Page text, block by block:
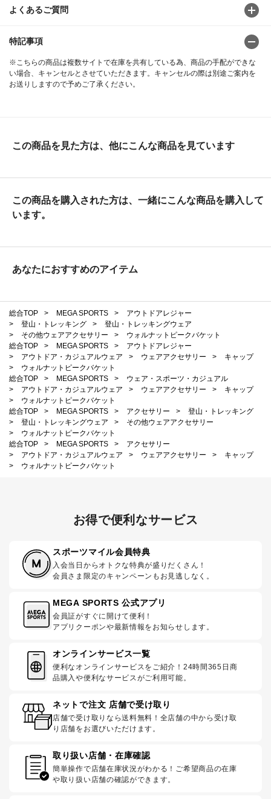
よくあるご質問
特記事項
※こちらの商品は複数サイトで在庫を共有している為、商品の手配ができな
い場合、キャンセルとさせていただきます。キャンセルの際は別途ご案内を
お送りしますので予めご了承ください。
この商品を見た方は、他にこんな商品を見ています
この商品を購入された方は、一緒にこんな商品を購入して
います。
あなたにおすすめのアイテム
総合TOP > MEGA SPORTS >
アウトドアレジャー
>
登山・トレッキング >
登山・トレッキングウェア
>
その他ウェアアクセサリー >
ウォルナットピークバケット
総合TOP
> MEGA SPORTS >
アウトドアレジャー
>
アウトドア・カジュアルウェア > ウェアアクセサリー >
キャップ
>
ウォルナットピークバケット
総合TOP
> MEGA SPORTS >
ウェア・スポーツ・カジュアル
>
アウトドア・カジュアルウェア > ウェアアクセサリー >
キャップ
>
ウォルナットピークバケット
総合TOP
> MEGA SPORTS > アクセサリー >
登山・トレッキング
>
登山・トレッキングウェア >
その他ウェアアクセサリー
>
ウォルナットピークバケット
総合TOP
> MEGA SPORTS >
アクセサリー
>
アウトドア・カジュアルウェア > ウェアアクセサリー >
キャップ
>
ウォルナットピークバケット
お得で便利なサービス
スポーツマイル会員特典
入会当日からオトクな特典が盛りだくさん！
会員さま限定のキャンペーンもお見逃しなく。
MEGA SPORTS 公式アプリ
会員証がすぐに開けて便利！
アプリクーポンや最新情報をお知らせします。
オンラインサービス一覧
便利なオンラインサービスをご紹介！24時間365日商
品購入や便利なサービスがご利用可能。
ネットで注文 店舗で受け取り
店舗で受け取りなら送料無料！全店舗の中から受け取
り店舗をお選びいただけます。
取り扱い店舗・在庫確認
簡単操作で店舗在庫状況がわかる！ご希望商品の在庫
や取り扱い店舗の確認ができます。